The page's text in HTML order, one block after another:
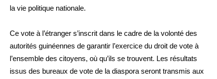
la vie politique nationale.
Ce vote à l’étranger s’inscrit dans le cadre de la volonté des
autorités guinéennes de garantir l’exercice du droit de vote à
l’ensemble des citoyens, où qu’ils se trouvent. Les résultats
issus des bureaux de vote de la diaspora seront transmis aux